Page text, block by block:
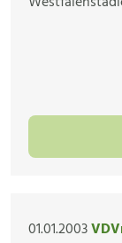
01.01.2003